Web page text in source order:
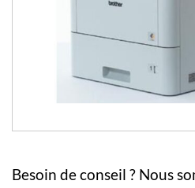
Besoin de conseil ? Nous